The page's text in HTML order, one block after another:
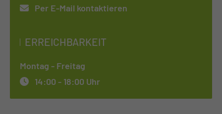
Per E-Mail kontaktieren
ERREICHBARKEIT
Montag - Freitag
14:00 - 18:00 Uhr